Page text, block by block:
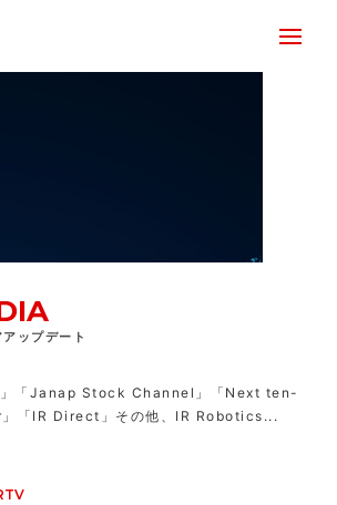
アップデート
」「Janap Stock Channel」「Next ten-
「IR Direct」その他、IR Robotics...